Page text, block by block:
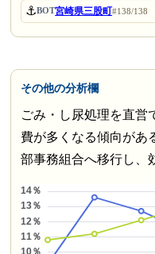
⚓BOT宮崎県三股町#138/138
その他の分析欄
ごみ・し尿処理を直営
費が多くなる傾向があ
部事務組合へ移行し、